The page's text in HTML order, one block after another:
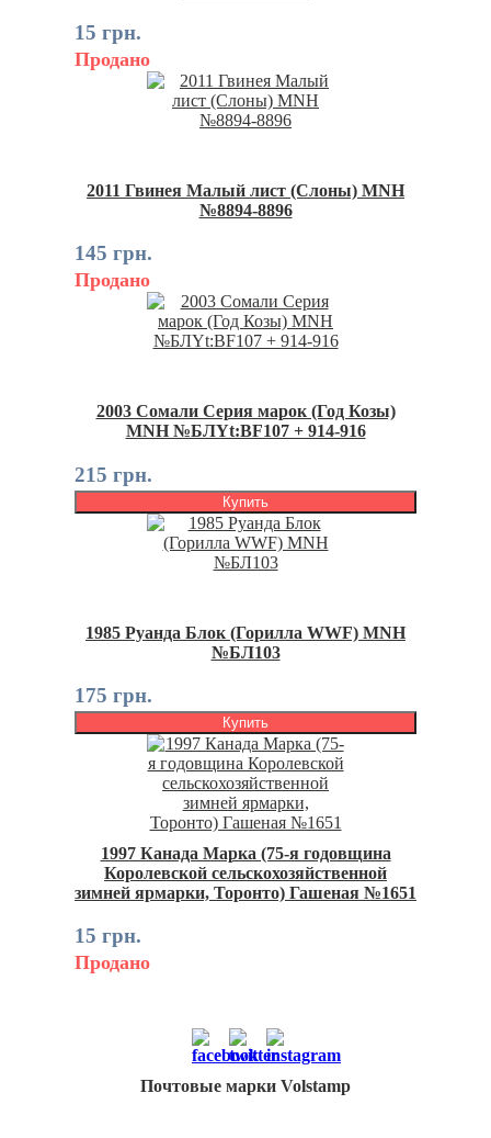
15 грн.
Продано
2011 Гвинея Малый лист (Слоны) MNH
№8894-8896
145 грн.
Продано
2003 Сомали Серия марок (Год Козы)
MNH №БЛYt:BF107 + 914-916
215 грн.
Купить
1985 Руанда Блок (Горилла WWF) MNH
№БЛ103
175 грн.
Купить
1997 Канада Марка (75-я годовщина
Королевской сельскохозяйственной
зимней ярмарки, Торонто) Гашеная №1651
15 грн.
Продано
Почтовые марки Volstamp